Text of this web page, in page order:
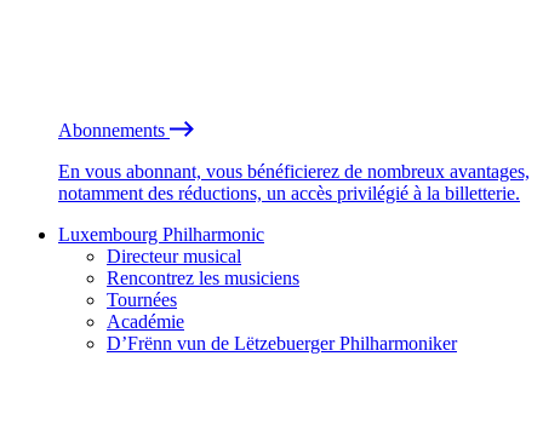
Abonnements
En vous abonnant, vous bénéficierez de nombreux avantages,
notamment des réductions, un accès privilégié à la billetterie.
Luxembourg Philharmonic
Directeur musical
Rencontrez les musiciens
Tournées
Académie
D’Frënn vun de Lëtzebuerger Philharmoniker